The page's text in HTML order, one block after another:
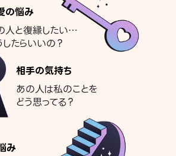
の悩み
人と復縁したい…
したらいいの？
相手の気持ち
あの人は私のことを
どう思ってる？
み